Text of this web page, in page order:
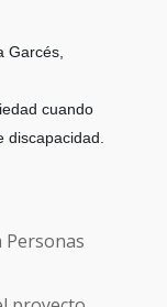
Garcés,
cuando